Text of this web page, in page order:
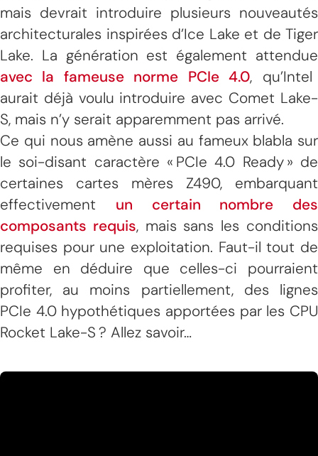
mais devrait introduire plusieurs nouveautés
architecturales inspirées d’Ice Lake et de Tiger
Lake. La génération est également attendue
avec la fameuse norme PCIe 4.0, qu’Intel
aurait déjà voulu introduire avec Comet Lake-
S, mais n’y serait apparemment pas arrivé.
Ce qui nous amène aussi au fameux blabla sur
le soi-disant caractère « PCIe 4.0 Ready » de
certaines cartes mères Z490, embarquant
effectivement un certain nombre des
composants requis, mais sans les conditions
requises pour une exploitation. Faut-il tout de
même en déduire que celles-ci pourraient
profiter, au moins partiellement, des lignes
PCIe 4.0 hypothétiques apportées par les CPU
Rocket Lake-S ? Allez savoir…